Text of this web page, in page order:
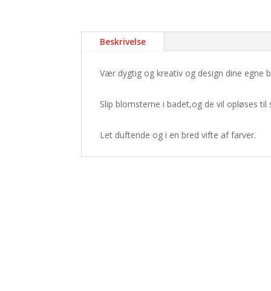
Beskrivelse
Vær dygtig og kreativ og design dine egne
Slip blomsterne i badet,og de vil opløses til
Let duftende og i en bred vifte af farver.